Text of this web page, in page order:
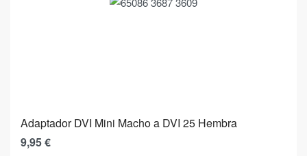
Adaptador DVI Mini Macho a DVI 25 Hembra
9,95€